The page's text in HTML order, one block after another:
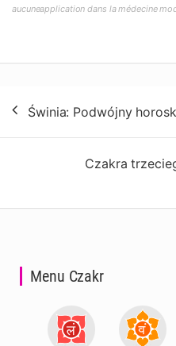
aucuneapplication dans la médecine
wpisuŚwinia: Podwójny
Czakra
Menu Czakr